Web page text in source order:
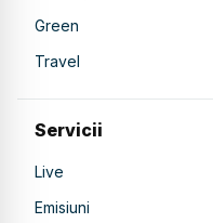
Green
Travel
Servicii
Live
Emisiuni